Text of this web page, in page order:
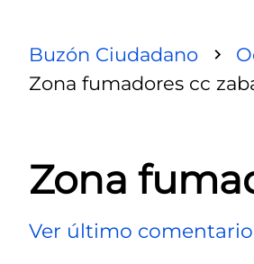
Buzón Ciudadano
Zona fumadores cc
Zona
Ver último comentario